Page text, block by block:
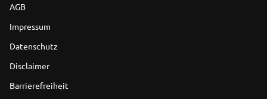
AGB
Impressum
Datenschutz
Disclaimer
Barrierefreiheit